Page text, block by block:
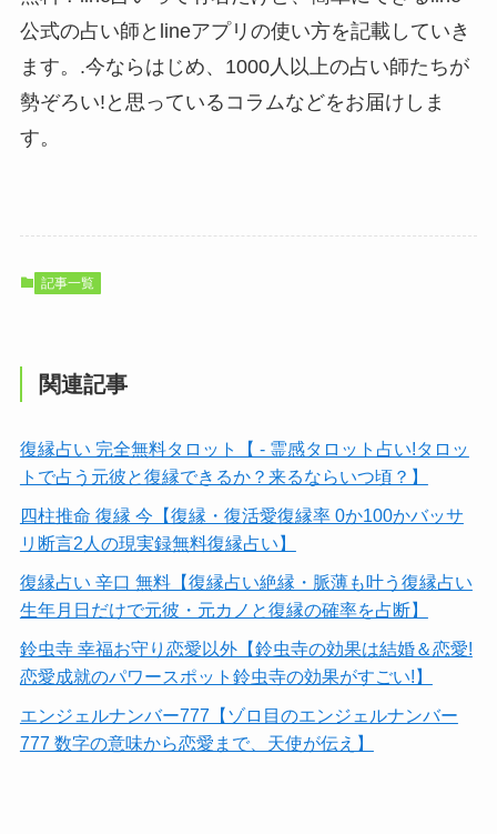
公式の占い師とlineアプリの使い方を記載していき
ます。.今ならはじめ、1000人以上の占い師たちが
勢ぞろい!と思っているコラムなどをお届けしま
す。
記事一覧
関連記事
復縁占い 完全無料タロット【 ‐ 霊感タロット占い!タロッ
トで占う元彼と復縁できるか？来るならいつ頃？】
四柱推命 復縁 今【復縁・復活愛復縁率 0か100かバッサ
リ断言2人の現実録無料復縁占い】
復縁占い 辛口 無料【復縁占い絶縁・脈薄も叶う復縁占い
生年月日だけで元彼・元カノと復縁の確率を占断】
鈴虫寺 幸福お守り恋愛以外【鈴虫寺の効果は結婚＆恋愛!
恋愛成就のパワースポット鈴虫寺の効果がすごい!】
エンジェルナンバー777【ゾロ目のエンジェルナンバー
777 数字の意味から恋愛まで、天使が伝え】